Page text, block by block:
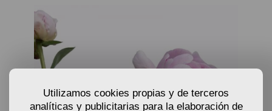
Utilizamos cookies propias y de terceros
analíticas y publicitarias para la elaboración de